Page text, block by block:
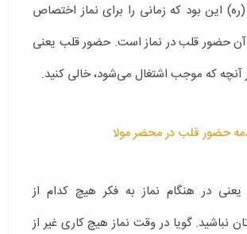
این بود که زمانی را برای نماز اختصاص
آن حضور قلب در نماز است. حضور قلب یعنی
آنچه که موجب اشتغال می‌شود، خالی کنید.
حضور قلب در محضر مولا
در هنگام نماز به فکر هیچ کدام از
نباشید. گویا در وقت نماز هیچ کاری غیر از